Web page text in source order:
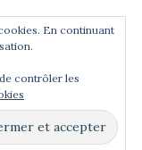
close
En continuant
contrôler les